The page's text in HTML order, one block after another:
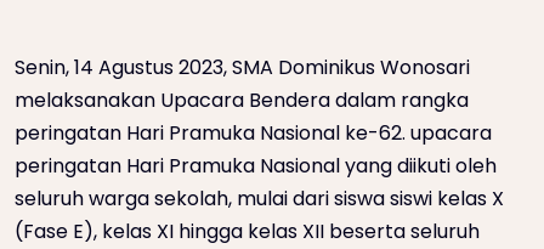
Senin, 14 Agustus 2023, SMA Dominikus Wonosari
melaksanakan Upacara Bendera dalam rangka
peringatan Hari Pramuka Nasional ke-62. upacara
peringatan Hari Pramuka Nasional yang diikuti oleh
seluruh warga sekolah, mulai dari siswa siswi kelas X
(Fase E), kelas XI hingga kelas XII beserta seluruh